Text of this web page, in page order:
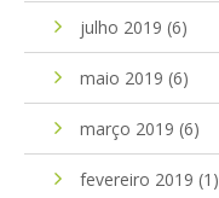
julho 2019 (6)
maio 2019 (6)
março 2019 (6)
fevereiro 2019 (1)